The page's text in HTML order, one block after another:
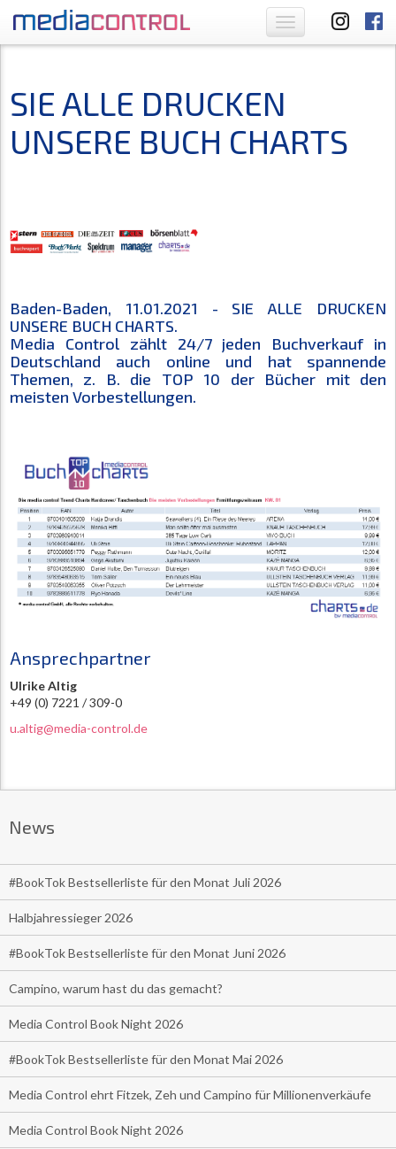
Toggle
navigation
SIE ALLE DRUCKEN
UNSERE BUCH CHARTS
Baden-Baden, 11.01.2021 - SIE ALLE DRUCKEN
UNSERE BUCH CHARTS.
Media Control zählt 24/7 jeden Buchverkauf in
Deutschland auch online und hat spannende
Themen, z. B. die TOP 10 der Bücher mit den
meisten Vorbestellungen.
Ansprechpartner
Ulrike Altig
+49 (0) 7221 / 309-0
u.altig@media-control.de
News
#BookTok Bestsellerliste für den Monat Juli 2026
Halbjahressieger 2026
#BookTok Bestsellerliste für den Monat Juni 2026
Campino, warum hast du das gemacht?
Media Control Book Night 2026
#BookTok Bestsellerliste für den Monat Mai 2026
Media Control ehrt Fitzek, Zeh und Campino für Millionenverkäufe
Media Control Book Night 2026